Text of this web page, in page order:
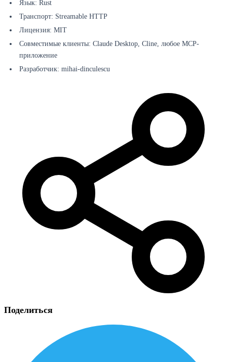
Язык: Rust
Транспорт: Streamable HTTP
Лицензия: MIT
Совместимые клиенты: Claude Desktop, Cline, любое MCP-
приложение
Разработчик: mihai-dinculescu
Поделиться